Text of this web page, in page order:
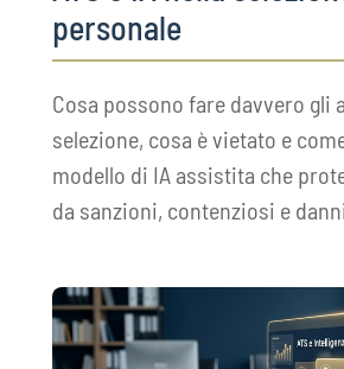
personale
Cosa possono fare davvero gli
selezione, cosa è vietato e
modello di IA assistita che
da sanzioni, contenziosi e